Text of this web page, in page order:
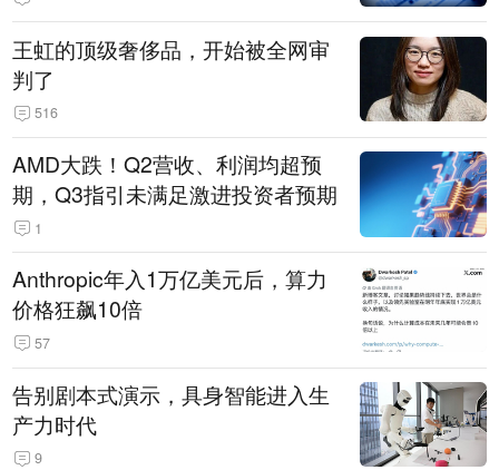
王虹的顶级奢侈品，开始被全网审
判了
516
AMD大跌！Q2营收、利润均超预
期，Q3指引未满足激进投资者预期
1
Anthropic年入1万亿美元后，算力
价格狂飙10倍
57
告别剧本式演示，具身智能进入生
产力时代
9